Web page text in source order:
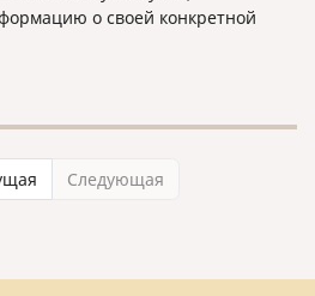
о своей конкретной
Следующая